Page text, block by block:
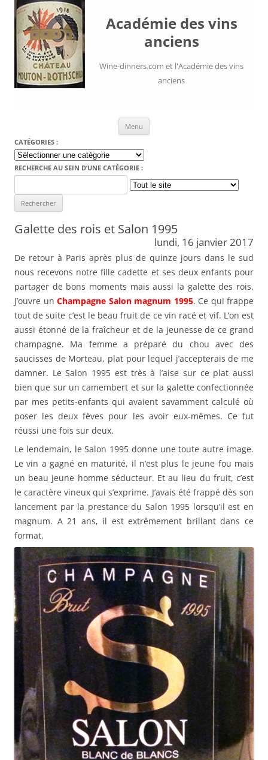
Académie des vins
anciens
Wine-dinners.com et l'Académie des vins
anciens
Menu
CATÉGORIES :
Catégories
:
RECHERCHE AU SEIN D’UNE CATÉGORIE :
for:
Galette des rois et Salon 1995
lundi, 16 janvier 2017
De retour à Paris après plus de quinze jours dans le sud
nous recevons notre fille cadette et ses deux enfants pour
partager de bons moments mais aussi la galette des rois.
J’ouvre un Champagne Salon magnum 1995. Ce qui frappe
tout de suite c’est le beau fruit de ce vin racé et vif. L’on est
aussi étonné de la fraîcheur et de la jeunesse de ce grand
champagne. Ma femme a préparé du chou avec des
saucisses de Morteau, plat pour lequel j’accepterais de me
damner. Le Salon 1995 est très à l’aise sur ce plat aussi
bien que sur un camembert et sur la galette confectionnée
par mes petits-enfants qui avaient savamment calculé où
poser les deux fèves pour les avoir eux-mêmes. Ce fut
réussi une fois sur deux.
Le lendemain, le Salon 1995 donne une toute autre image.
Le vin a gagné en maturité, il n’est plus le jeune fou mais
un beau jeune homme séducteur. Et au lieu du fruit, c’est
le caractère vineux qui s’exprime. J’avais été frappé dès son
lancement par la prestance du Salon 1995 lorsqu’il est en
magnum. A 21 ans, il est extrêmement brillant dans ce
format.